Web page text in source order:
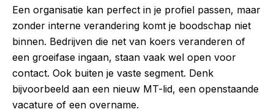
Een organisatie kan perfect in je profiel passen, maar
zonder interne verandering komt je boodschap niet
binnen. Bedrijven die net van koers veranderen of
een groeifase ingaan, staan vaak wel open voor
contact. Ook buiten je vaste segment. Denk
bijvoorbeeld aan een nieuw MT-lid, een openstaande
vacature of een overname.